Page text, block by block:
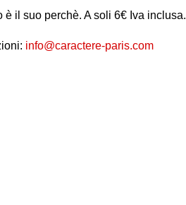
è il suo perchè. A soli 6€ Iva inclusa.
info@caractere-paris.com